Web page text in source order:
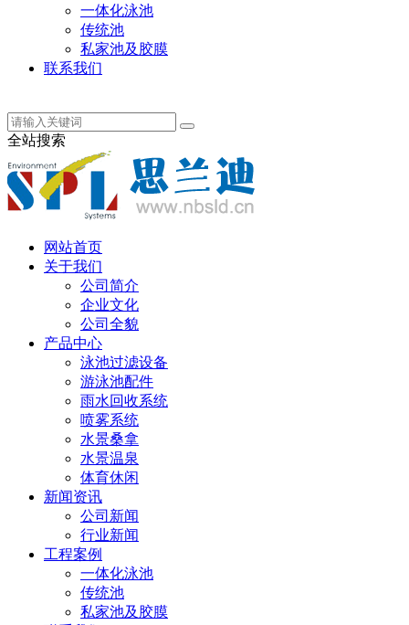
一体化泳池
传统池
私家池及胶膜
联系我们
全站搜索
网站首页
关于我们
公司简介
企业文化
公司全貌
产品中心
泳池过滤设备
游泳池配件
雨水回收系统
喷雾系统
水景桑拿
水景温泉
体育休闲
新闻资讯
公司新闻
行业新闻
工程案例
一体化泳池
传统池
私家池及胶膜